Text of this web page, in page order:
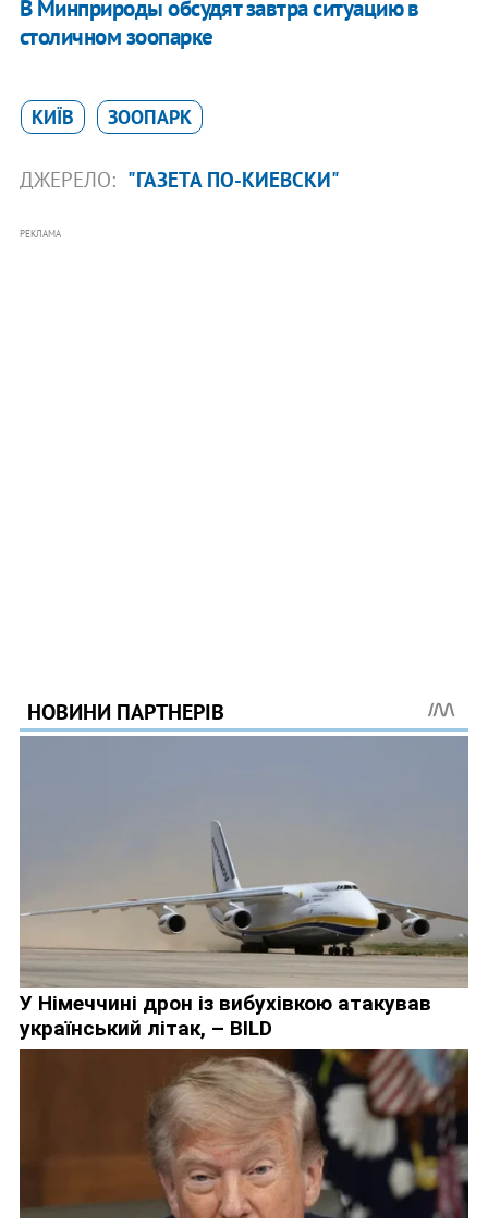
В Минприроды обсудят завтра ситуацию в
столичном зоопарке
КИЇВ ЗООПАРК
ДЖЕРЕЛО: "ГАЗЕТА ПО-КИЕВСКИ"
РЕКЛАМА